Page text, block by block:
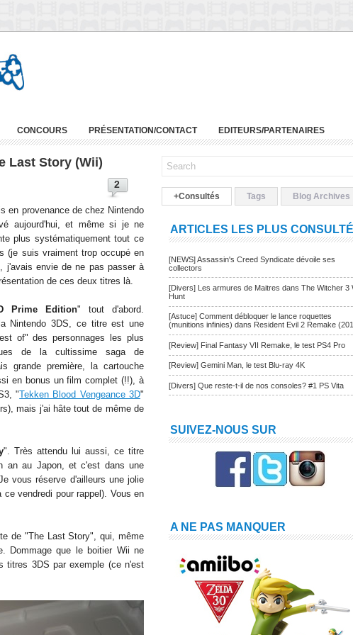
CONCOURS PRÉSENTATION/CONTACT EDITEURS/PARTENAIRES
Last Story (Wii)
2
en provenance de chez Nintendo
aujourd'hui, et même si je ne
plus systématiquement tout ce
(je suis vraiment trop occupé en
j'avais envie de ne pas passer à
de ces deux titres là.
Prime Edition" tout d'abord.
Nintendo 3DS, ce titre est une
of" des personnages les plus
de la cultissime saga de
grande première, la cartouche
en bonus un film complet (!!), à
"Tekken Blood Vengeance 3D"
mais j'ai hâte tout de même de
". Très attendu lui aussi, ce titre
an au Japon, et c'est dans une
vous réserve d'ailleurs une jolie
vendredi pour rappel). Vous en
de "The Last Story", qui, même
Dommage que le boitier Wii ne
titres 3DS par exemple (ce n'est
+Consultés Tags Blog Archives
ARTICLES LES PLUS
[NEWS] Assassin's Creed Syndicate dévoile ses
collectors
[Divers] Les armures de Maitres dans The Witcher 3
Hunt
[Astuce] Comment débloquer le lance roquettes
(munitions infinies) dans Resident Evil 2 Remake
[Review] Final Fantasy VII Remake, le test PS4 Pro
[Review] Gemini Man, le test Blu-ray 4K
[Divers] Que reste-t-il de nos consoles? #1 PS Vita
SUIVEZ-NOUS SUR
A NE PAS MANQUER